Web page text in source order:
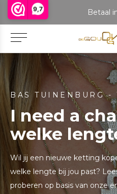
9,7 Betaal
BAS TUINENBURG
I need a
welke
Wil jij een nieuwe ketting
welke lengte bij jou past?
proberen op basis van onze